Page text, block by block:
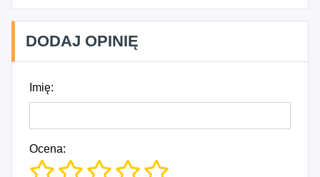
DODAJ OPINIĘ
Imię:
Ocena: